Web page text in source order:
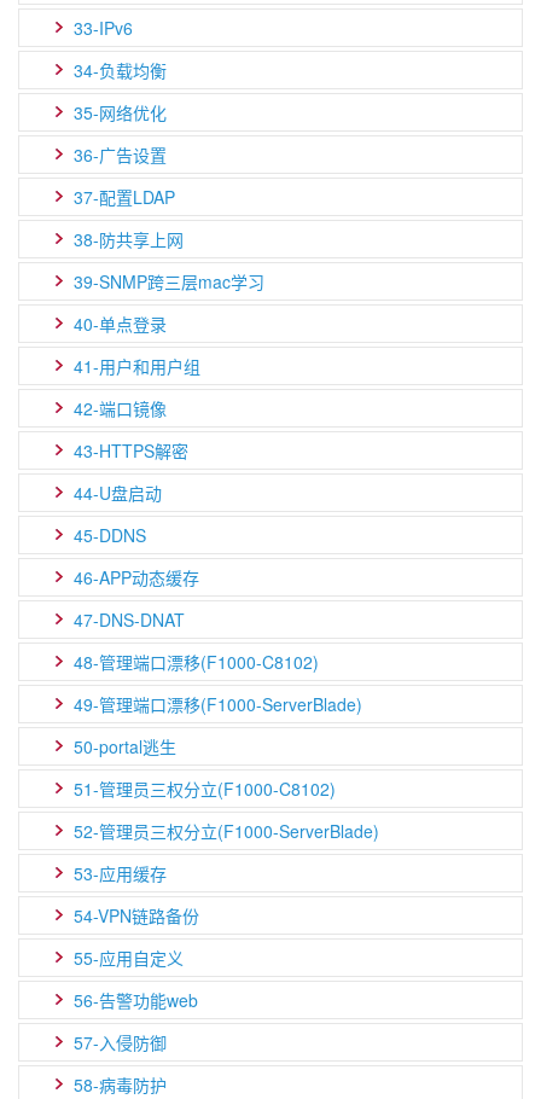
33-IPv6
34-负载均衡
35-网络优化
36-广告设置
37-配置LDAP
38-防共享上网
39-SNMP跨三层mac学习
40-单点登录
41-用户和用户组
42-端口镜像
43-HTTPS解密
44-U盘启动
45-DDNS
46-APP动态缓存
47-DNS-DNAT
48-管理端口漂移(F1000-C8102)
49-管理端口漂移(F1000-ServerBlade)
50-portal逃生
51-管理员三权分立(F1000-C8102)
52-管理员三权分立(F1000-ServerBlade)
53-应用缓存
54-VPN链路备份
55-应用自定义
56-告警功能web
57-入侵防御
58-病毒防护